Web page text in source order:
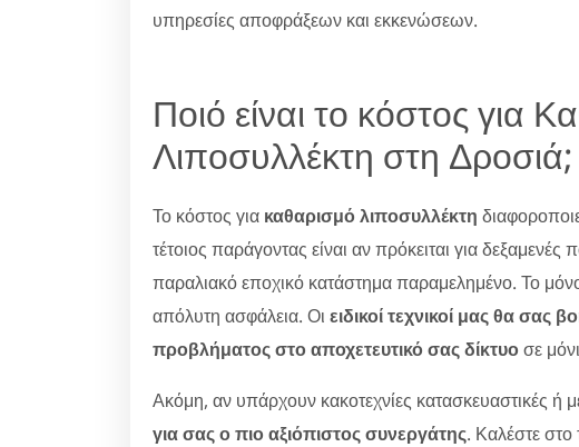
υπηρεσίες αποφράξεων και εκκενώσεων.
Ποιό είναι το κόστος για
Λιποσυλλέκτη στη Δροσιά;
Το κόστος για καθαρισμό λιποσυλλέκτη
τέτοιος παράγοντας είναι αν πρόκειται για
παραλιακό εποχικό κατάστημα παραμελημένο. Το μόνο
απόλυτη ασφάλεια. Οι ειδικοί τεχνικοί μας θα σας
προβλήματος στο αποχετευτικό σας δίκτυοσε
Ακόμη, αν υπάρχουν κακοτεχνίες κατασκευαστικές ή
για σας ο πιο αξιόπιστος συνεργάτης. Καλέστε στο